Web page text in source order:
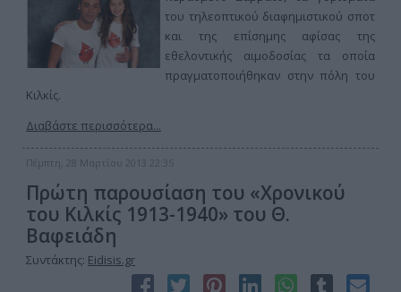
του τηλεοπτικού διαφημιστικού σποτ
και της επίσημης αφίσας της
εθελοντικής αιμοδοσίας τα οποία
πραγματοποιήθηκαν στην πόλη του
Κιλκίς.
Διαβάστε περισσότερα...
Πέμπτη, 28 Μαρτίου 2013 22:35
Πρώτη παρουσίαση του «Χρονικού
του Κιλκίς 1913-1940» του Θ.
Βαφειάδη
Συντάκτης: Eidisis.gr